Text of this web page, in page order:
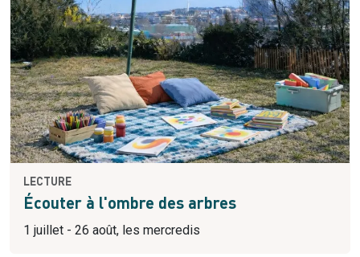
LECTURE
Écouter à l'ombre des arbres
1 juillet - 26 août, les mercredis